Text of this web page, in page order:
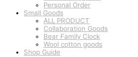
Personal Order
Small Goods
ALL PRODUCT
Collaboration Goods
Bear Family Clock
Wool cotton goods
Shop Guide